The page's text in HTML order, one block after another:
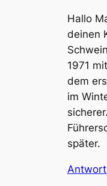
Hallo
deinen
1971
dem
im
später.